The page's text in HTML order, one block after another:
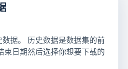
据。 历史数据是数据集的前
束日期然后选择你想要下载的